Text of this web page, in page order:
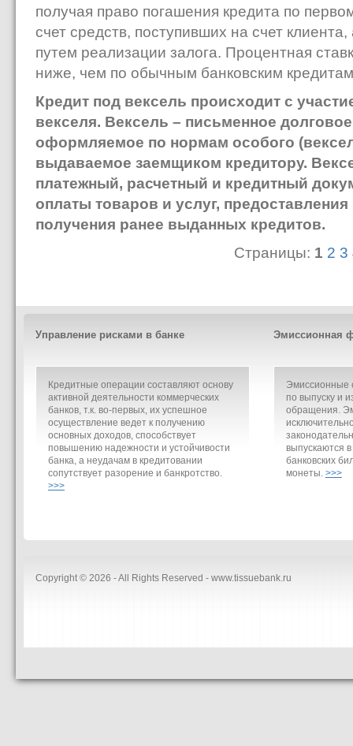
получая право погашения кредита по
счет средств, поступивших на счет
путем реализации залога. Процентная
ниже, чем по обычным банковским
Кредит под вексель происходит с
векселя. Вексель – письменное
оформляемое по нормам особого
выдаваемое заемщиком кредитору.
платежный, расчетный и кредитный
оплаты товаров и услуг,
получения ранее выданных кредитов.
Страницы: 1 2 3
Управление рисками в банке
Кредитные операции составляют основу
активной деятельности коммерческих
банков, т.к. во-первых, их успешное
осуществление ведет к получению
основных доходов, способствует
повышению надежности и устойчивости
банка, а неудачам в кредитовании
сопутствует разорение и банкротство.
>>>
Эмиссионная
Эмиссионные
по выпуску и
обращения.
выпускаются
банковских
монеты. >>>
Copyright © 2026 - All Rights Reserved - www.tissuebank.ru